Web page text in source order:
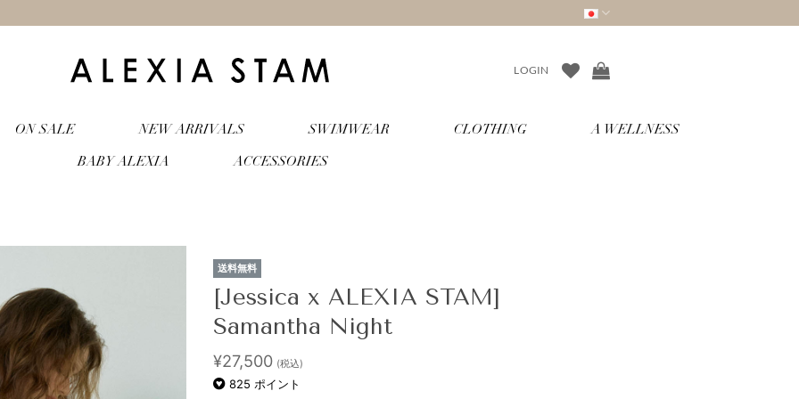
LOGIN
ON SALE NEW ARRIVALS SWIMWEAR CLOTHING A WELLNESS
BABY ALEXIA ACCESSORIES
送料無料
[Jessica x ALEXIA STAM]
Samantha Night
¥27,500 (税込)
825 ポイント